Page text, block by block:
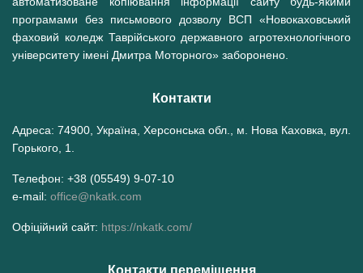
програмами без письмового дозволу ВСП «Новокаховський
фаховий коледж Таврійського державного агротехнологічного
університету імені Дмитра Моторного» заборонено.
Контакти
Адреса: 74900, Україна, Херсонська обл., м. Нова Каховка, вул.
Горького, 1.
Телефон: +38 (05549) 9-07-10
e-mail: office@nkatk.com
Офіційний сайт: https://nkatk.com/
Контакти переміщення